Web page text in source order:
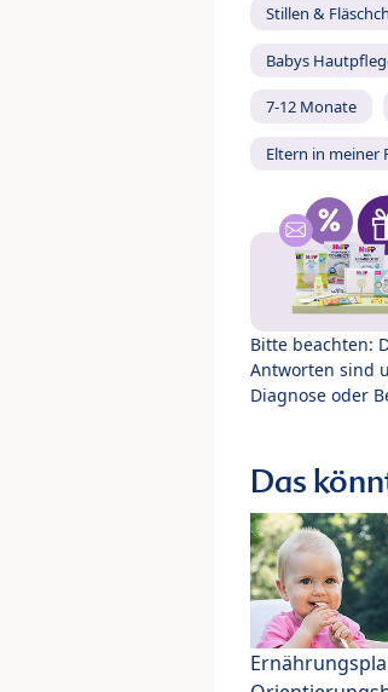
Stillen &
Babys
7-12 Monate
Eltern in meiner
Bitte beachten:
Antworten sind
Diagnose oder
Das